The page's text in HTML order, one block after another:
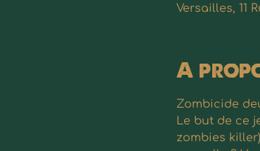
Versailles, 11
A
Zombicide
Le but de ce
zombies